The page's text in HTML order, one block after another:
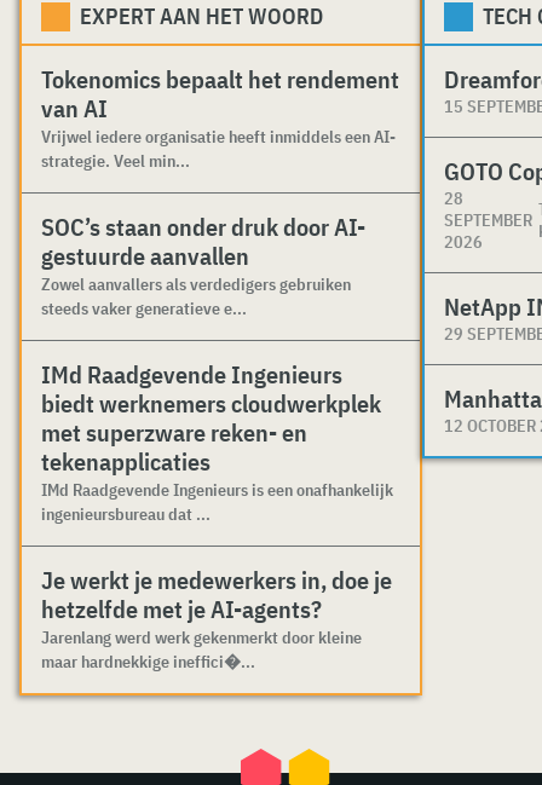
EXPERT AAN HET WOORD
Tokenomics bepaalt het rendement
van AI
Vrijwel iedere organisatie heeft inmiddels een AI-
strategie. Veel min...
SOC’s staan onder druk door AI-
gestuurde aanvallen
Zowel aanvallers als verdedigers gebruiken
steeds vaker generatieve e...
IMd Raadgevende Ingenieurs
biedt werknemers cloudwerkplek
met superzware reken- en
tekenapplicaties
IMd Raadgevende Ingenieurs is een onafhankelijk
ingenieursbureau dat ...
Je werkt je medewerkers in, doe je
hetzelfde met je AI-agents?
Jarenlang werd werk gekenmerkt door kleine
maar hardnekkige ineffici�...
TECH
15
GOTO
28
SEPTEMBER
2026
NetApp
29
12